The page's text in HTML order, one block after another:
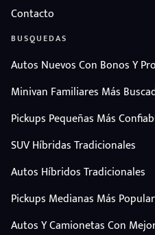
Contacto
BUSQUEDAS
Autos Nuevos Con Bonos Y
Minivan Familiares Más
Pickups Pequeñas Más
SUV Híbridas Tradicionales
Autos Híbridos Tradicionales
Pickups Medianas Más
Autos Y Camionetas Con